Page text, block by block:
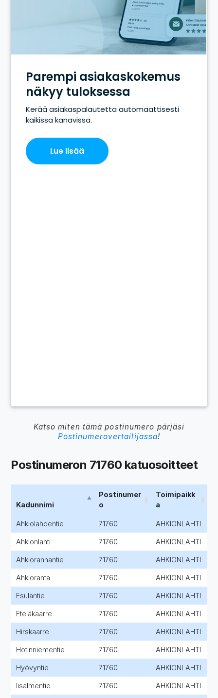
Katso miten tämä postinumero pärjäsi
Postinumerovertailijassa!
Postinumeron 71760 katuosoitteet
Kadunnimi
Postinumer
o
Toimipaikk
a
Ahkiolahdentie 71760 AHKIONLAHTI
Ahkionlahti 71760 AHKIONLAHTI
Ahkiorannantie 71760 AHKIONLAHTI
Ahkioranta 71760 AHKIONLAHTI
Esulantie 71760 AHKIONLAHTI
Eteläkaarre 71760 AHKIONLAHTI
Hirskaarre 71760 AHKIONLAHTI
Hotinniementie 71760 AHKIONLAHTI
Hyövyntie 71760 AHKIONLAHTI
Iisalmentie 71760 AHKIONLAHTI